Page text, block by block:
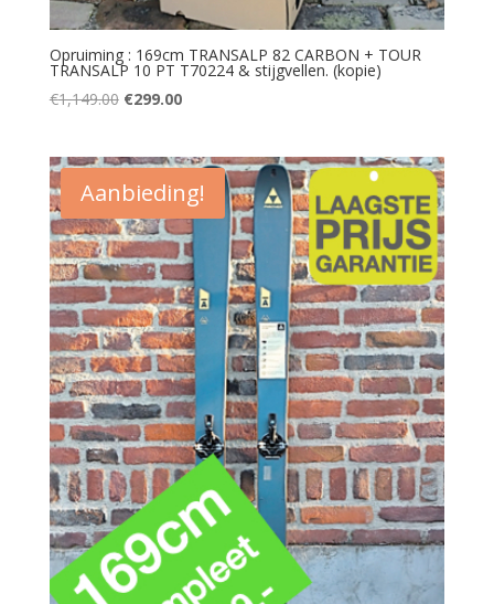
Opruiming : 169cm TRANSALP 82 CARBON + TOUR
TRANSALP 10 PT T70224 & stijgvellen. (kopie)
€1,149.00 Oorspronkelijke
€1,149.00.
€299.00Huidige
€299.00.
Aanbieding!